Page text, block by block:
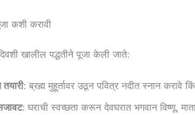
कशी करावी
दिवशी खालील पद्धतीने पूजा केली जाते:
: ब्रह्म मुहूर्तावर उठून पवित्र नदीत स्नान करावे
: घराची स्वच्छता करून देवघरात भगवान विष्णू, माता